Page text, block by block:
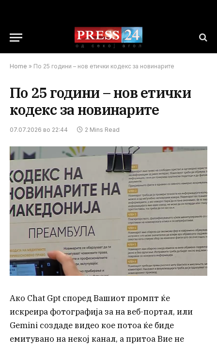
Home » По 25 години – нов етички кодекс за новинарите
По 25 години – нов етички
кодекс за новинарите
07.07.2026 во 22:44 2 Mins Read
Ако Chat Gpt според Вашиот промпт ќе
искреира фотографија за на веб-портал, или
Gemini создаде видео кое потоа ќе биде
емитувано на некој канал, а притоа Вие не